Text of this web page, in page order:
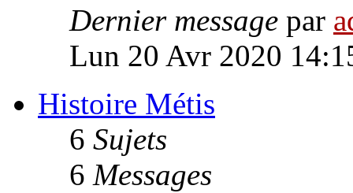
Dernier message par
Lun 20 Avr 2020
Histoire Métis
6 Sujets
6 Messages